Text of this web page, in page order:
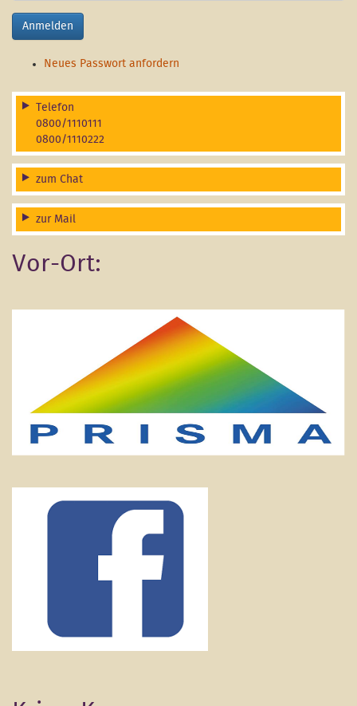
Anmelden
Neues Passwort anfordern
Telefon
0800/1110111
0800/1110222
zum Chat
zur Mail
Vor-Ort: